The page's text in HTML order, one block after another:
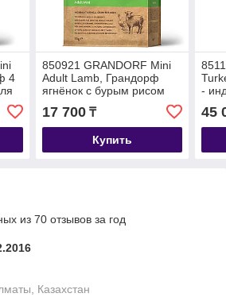
4
кг.
850921 GRANDORF Mini
Adult Lamb, Грандорф
ягнёнок с бурым рисом
для собак мини пород,
уп.3 кг.
17 700₸
Купить
-
45
из 70 отзывов за год
Казахстан